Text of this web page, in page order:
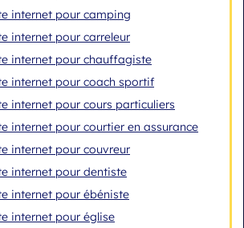
internet pour camping
internet pour carreleur
internet pour chauffagiste
internet pour coach sportif
internet pour cours particuliers
internet pour courtier en assurance
internet pour couvreur
internet pour dentiste
internet pour ébéniste
internet pour église